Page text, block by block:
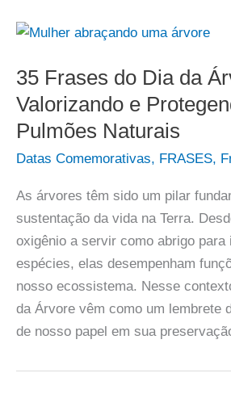
35 Frases do Dia da
Valorizando e
Pulmões Naturais
Datas Comemorativas, FRASES,
As árvores têm sido um pilar
sustentação da vida na Terra.
oxigênio a servir como abrigo para
espécies, elas desempenham
nosso ecossistema. Nesse
da Árvore vêm como um lembrete
de nosso papel em sua